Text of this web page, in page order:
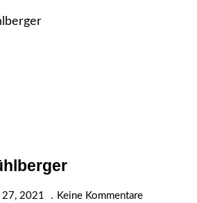
27, 2021 Keine Kommentare